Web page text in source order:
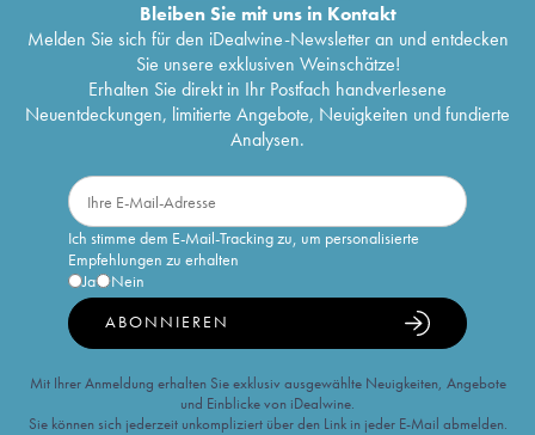
Bleiben Sie mit uns in Kontakt
Melden Sie sich für den iDealwine-Newsletter an und entdecken
Sie unsere exklusiven Weinschätze!
Erhalten Sie direkt in Ihr Postfach handverlesene
Neuentdeckungen, limitierte Angebote, Neuigkeiten und fundierte
Analysen.
Ich stimme dem E-Mail-Tracking zu, um personalisierte
Empfehlungen zu erhalten
Ja
Nein
ABONNIEREN
Mit Ihrer Anmeldung erhalten Sie exklusiv ausgewählte Neuigkeiten, Angebote
und Einblicke von iDealwine.
Sie können sich jederzeit unkompliziert über den Link in jeder E-Mail abmelden.